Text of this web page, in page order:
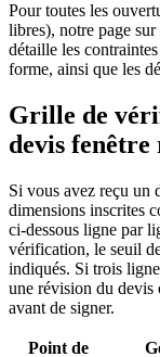
Pour toutes les
libres), notre page sur
détaille les
forme, ainsi que les
Grille de
devis
Si vous avez reçu un
dimensions inscrites
ci-dessous ligne par
vérification, le seuil
indiqués. Si trois
une révision du devis
avant de signer.
Point de